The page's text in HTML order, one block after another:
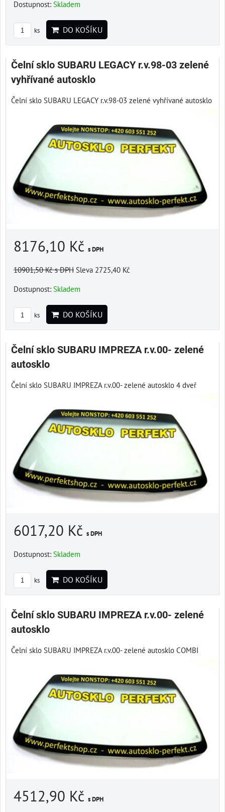
Dostupnost: Skladem
ks DO KOŠÍKU
Čelní sklo SUBARU LEGACY r.v.98-03 zelené
vyhřívané autosklo
Čelní sklo SUBARU LEGACY r.v.98-03 zelené vyhřívané autosklo
8176,10 Kč s DPH
10901,50 Kčs DPH Sleva 2725,40 Kč
Dostupnost: Skladem
ks DO KOŠÍKU
Čelní sklo SUBARU IMPREZA r.v.00- zelené
autosklo
Čelní sklo SUBARU IMPREZA r.v.00- zelené autosklo 4 dveř
6017,20 Kč s DPH
Dostupnost: Skladem
ks DO KOŠÍKU
Čelní sklo SUBARU IMPREZA r.v.00- zelené
autosklo
Čelní sklo SUBARU IMPREZA r.v.00- zelené autosklo COMBI
4512,90 Kč s DPH